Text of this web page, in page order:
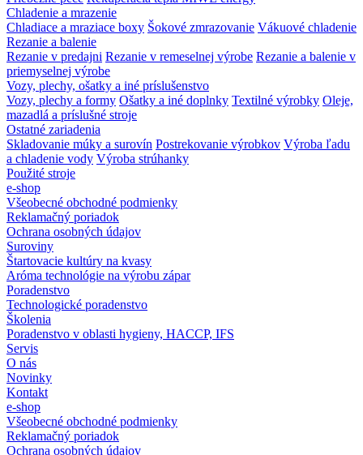
Chladenie a mrazenie
Chladiace a mraziace boxy Šokové zmrazovanie Vákuové chladenie
Rezanie a balenie
Rezanie v predajni Rezanie v remeselnej výrobe Rezanie a balenie v
priemyselnej výrobe
Vozy, plechy, ošatky a iné príslušenstvo
Vozy, plechy a formy Ošatky a iné doplnky Textilné výrobky Oleje,
mazadlá a príslušné stroje
Ostatné zariadenia
Skladovanie múky a surovín Postrekovanie výrobkov Výroba ľadu
a chladenie vody Výroba strúhanky
Použité stroje
e-shop
Všeobecné obchodné podmienky
Reklamačný poriadok
Ochrana osobných údajov
Suroviny
Štartovacie kultúry na kvasy
Aróma technológie na výrobu zápar
Poradenstvo
Technologické poradenstvo
Školenia
Poradenstvo v oblasti hygieny, HACCP, IFS
Servis
O nás
Novinky
Kontakt
e-shop
Všeobecné obchodné podmienky
Reklamačný poriadok
Ochrana osobných údajov